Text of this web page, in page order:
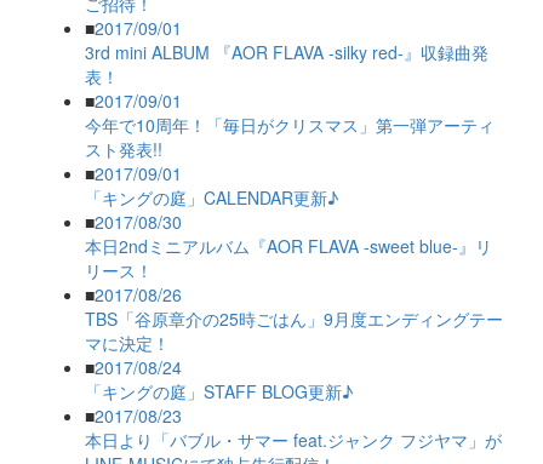
■2017/09/01
3rd mini ALBUM 『AOR FLAVA -silky red-』収録曲発
表！
■2017/09/01
今年で10周年！「毎日がクリスマス」第一弾アーティ
スト発表!!
■2017/09/01
「キングの庭」CALENDAR更新♪
■2017/08/30
本日2ndミニアルバム『AOR FLAVA -sweet blue-』リ
リース！
■2017/08/26
TBS「谷原章介の25時ごはん」9月度エンディングテー
マに決定！
■2017/08/24
「キングの庭」STAFF BLOG更新♪
■2017/08/23
本日より「バブル・サマー feat.ジャンク フジヤマ」が